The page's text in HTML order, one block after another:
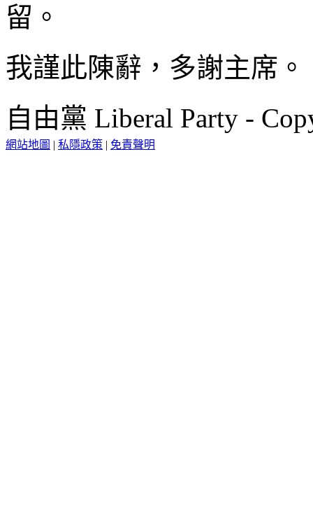
留。
我謹此陳辭，多謝主席。
自由黨 Liberal Party -
網站地圖 | 私隱政策 | 免責聲明